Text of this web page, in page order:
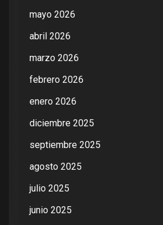
mayo 2026
abril 2026
marzo 2026
febrero 2026
enero 2026
diciembre 2025
septiembre 2025
agosto 2025
julio 2025
junio 2025